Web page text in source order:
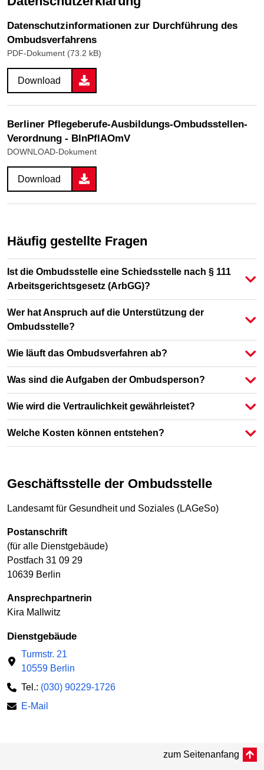
Datenschutzinformationen zur Durchführung des
Ombudsverfahrens
PDF-Dokument (73.2 kB)
Download
Berliner Pflegeberufe-Ausbildungs-Ombudsstellen-
Verordnung - BlnPflAOmV
DOWNLOAD-Dokument
Download
Häufig gestellte Fragen
Ist die Ombudsstelle eine Schiedsstelle nach § 111
Arbeitsgerichtsgesetz (ArbGG)?
Wer hat Anspruch auf die Unterstützung der
Ombudsstelle?
Wie läuft das Ombudsverfahren ab?
Was sind die Aufgaben der Ombudsperson?
Wie wird die Vertraulichkeit gewährleistet?
Welche Kosten können entstehen?
Geschäftsstelle der Ombudsstelle
Landesamt für Gesundheit und Soziales (LAGeSo)
Postanschrift
(für alle Dienstgebäude)
Postfach 31 09 29
10639 Berlin
Ansprechpartnerin
Kira Mallwitz
Dienstgebäude
Turmstr. 21
10559 Berlin
Tel.: (030) 90229-1726
E-Mail
zum Seitenanfang